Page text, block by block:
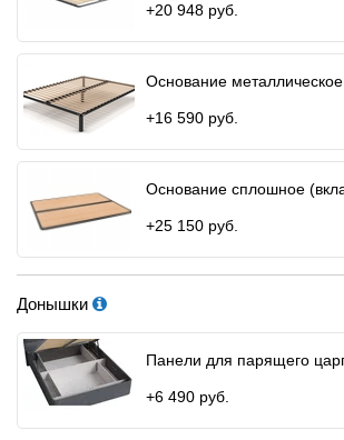
+20 948 руб.
Основание
+16 590 руб.
Основание сплошное
+25 150 руб.
Донышки
Панели для парящего
+6 490 руб.